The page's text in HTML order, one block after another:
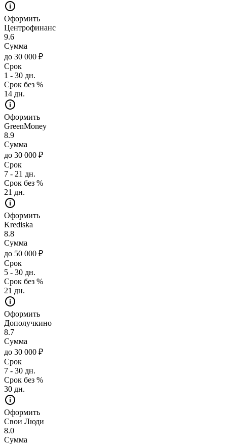
Оформить
Центрофинанс
9.6
Сумма
до 30 000 ₽
Срок
1 - 30 дн.
Срок без %
14 дн.
Оформить
GreenMoney
8.9
Сумма
до 30 000 ₽
Срок
7 - 21 дн.
Срок без %
21 дн.
Оформить
Krediska
8.8
Сумма
до 50 000 ₽
Срок
5 - 30 дн.
Срок без %
21 дн.
Оформить
Дополучкино
8.7
Сумма
до 30 000 ₽
Срок
7 - 30 дн.
Срок без %
30 дн.
Оформить
Свои Люди
8.0
Сумма